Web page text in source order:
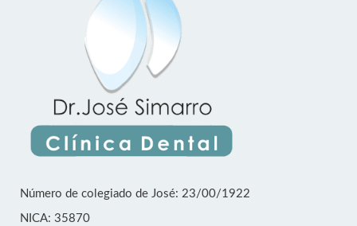
Número de colegiado de José: 23/00/1922
NICA: 35870